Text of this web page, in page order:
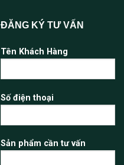
ĐĂNG KÝ TƯ VẤN
Tên Khách Hàng
Số điện thoại
Sản phẩm cần tư vấn